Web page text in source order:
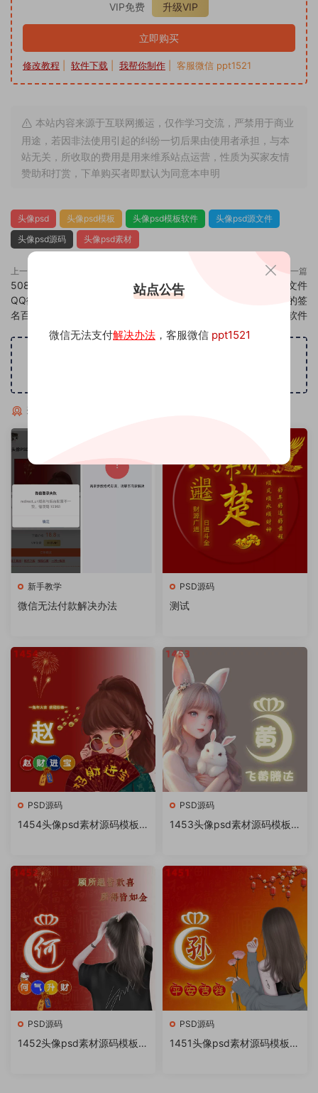
VIP免费
升级VIP
立即购买
修改教程 软件下载 我帮你制作 | 客服微信 ppt1521
本站内容来源于互联网搬运，仅作学习交流，严禁用于商业
用途，若因非法使用引起的纠纷一切后果由使用者承担，与本
站无关，所收取的费用是用来维系站点运营，性质为买家友情
赞助和打赏，下单购买者即默认为同意本申明
头像psd 头像psd模板 头像psd模板软件
头像psd源文件
头像psd源码
头像psd素材
上一篇
508头像psd素材源码模板源文件
QQ微信抖音快手小红书很火的签
名百家姓氏头像制作教程软件
下一篇
510头像psd素材源码模板源文件
QQ微信抖音快手小红书很火的签
名百家姓氏头像制作教程软件
猜你喜欢
新手教学
微信无法付款解决办法
PSD源码
测试
PSD源码
1454头像psd素材源码模板
作教程软件
PSD源码
1453头像psd素材源码模板
作教程软件
PSD源码
1452头像psd素材源码模板源
PSD源码
1451头像psd素材源码模板源
站点公告
微信无法支付解决办法 ，客服微信 ppt1521